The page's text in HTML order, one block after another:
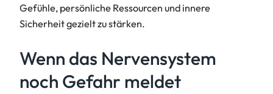
Gefühle, persönliche Ressourcen und innere
Sicherheit gezielt zu stärken.
Wenn das Nervensystem
noch Gefahr meldet